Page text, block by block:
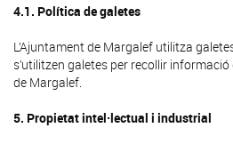
4.1. Política de galetes
L’Ajuntament de Margalef utilitza
s’utilitzen galetes per recollir
de Margalef.
5. Propietat intel·lectual i industrial